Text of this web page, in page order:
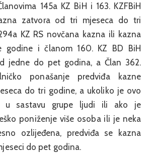
145a KZ BiH i 163. KZFBiH
zatvora od tri mjeseca do tri
KZ RS novčana kazna ili kazna
godine i članom 160. KZ BD BiH
jedne do pet godina, a Član 362.
ponašanje predviđa kazne
do tri godine, a ukoliko je ovo
u sastavu grupe ljudi ili ako je
poniženje više osoba ili je neka
ozlijeđena, predviđa se kazna
do pet godina.